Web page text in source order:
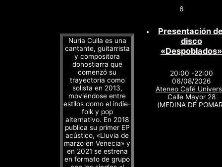
Nuria Culla es una
cantante, guitarrista
y compositora
donostiarra que
comenzó su
trayectoria como
solista en 2013,
moviéndose entre
estilos como el indie-
folk y pop
alternativo. En 2018
publica su primer EP
acústico, «Lluvia de
marzo en Venecia» y
en 2021 se estrena
en formato de grupo
6
Presentación
disco
«Despoblados»
20:00 -22:00
06/08/2026
Ateneo Café
Calle Mayor 28
(MEDINA DE